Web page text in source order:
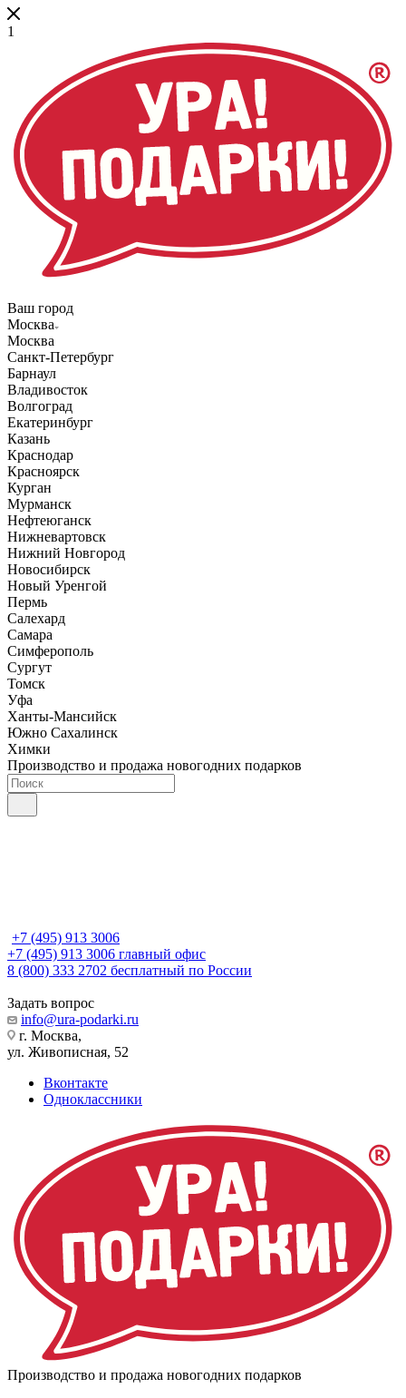
1
Ваш город
Москва
Москва
Санкт-Петербург
Барнаул
Владивосток
Волгоград
Екатеринбург
Казань
Краснодар
Красноярск
Курган
Мурманск
Нефтеюганск
Нижневартовск
Нижний Новгород
Новосибирск
Новый Уренгой
Пермь
Салехард
Самара
Симферополь
Сургут
Томск
Уфа
Ханты-Мансийск
Южно Сахалинск
Химки
Производство и продажа новогодних подарков
+7 (495) 913 3006
+7 (495) 913 3006 главный офис
8 (800) 333 2702 бесплатный по России
Задать вопрос
info@ura-podarki.ru
г. Москва,
ул. Живописная, 52
Вконтакте
Одноклассники
Производство и продажа новогодних подарков